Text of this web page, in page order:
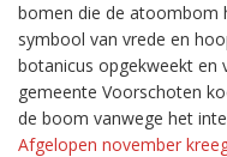
bomen die de atoombom
symbool van vrede en
botanicus opgekweekt en
gemeente Voorschoten
de boom vanwege het
Afgelopen november